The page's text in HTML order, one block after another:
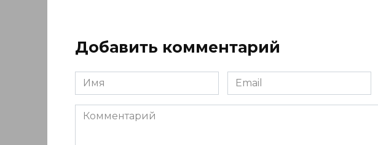
Добавить комментарий
Имя
*
Email
*
Комментарий